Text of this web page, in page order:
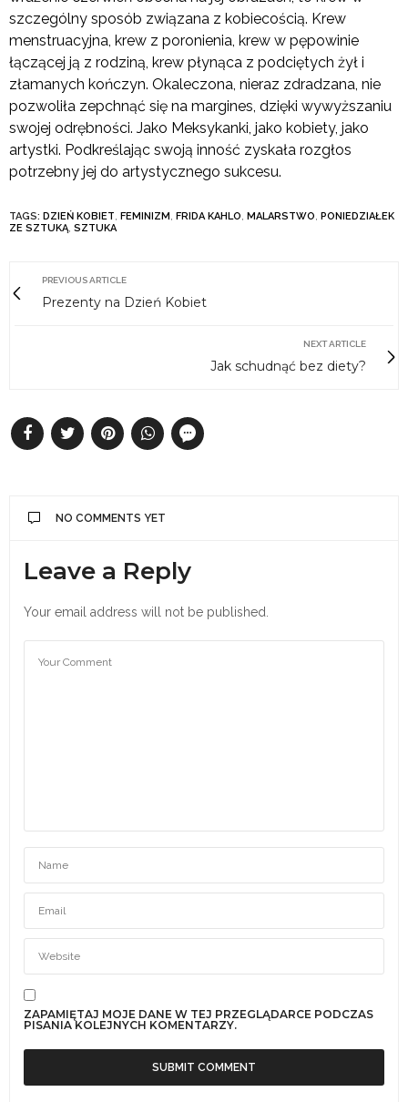
szczególny sposób związana z kobiecością. Krew
menstruacyjna, krew z poronienia, krew w pępowinie
łączącej ją z rodziną, krew płynąca z podciętych żył i
złamanych kończyn. Okaleczona, nieraz zdradzana, nie
pozwoliła zepchnąć się na margines, dzięki wywyższaniu
swojej odrębności. Jako Meksykanki, jako kobiety, jako
artystki. Podkreślając swoją inność zyskała rozgłos
potrzebny jej do artystycznego sukcesu.
TAGS: DZIEŃ KOBIET, FEMINIZM, FRIDA KAHLO, MALARSTWO, PONIEDZIAŁEK
ZE SZTUKĄ, SZTUKA
PREVIOUS ARTICLE
Prezenty na Dzień Kobiet
NEXT ARTICLE
Jak schudnąć bez diety?
NO COMMENTS YET
Leave a Reply
Your email address will not be published.
ZAPAMIĘTAJ MOJE DANE W TEJ PRZEGLĄDARCE PODCZAS
PISANIA KOLEJNYCH KOMENTARZY.